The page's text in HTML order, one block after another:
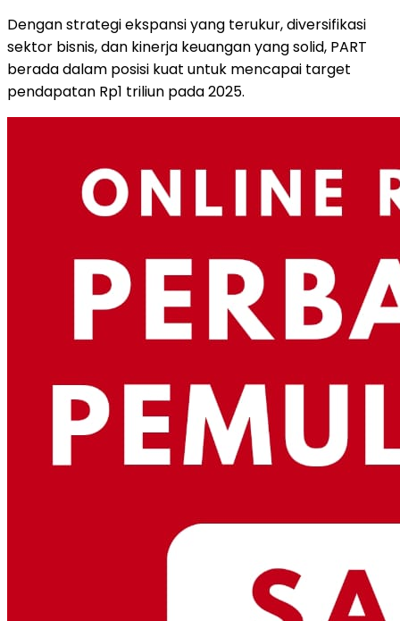
Dengan strategi ekspansi yang terukur, diversifikasi
sektor bisnis, dan kinerja keuangan yang solid, PART
berada dalam posisi kuat untuk mencapai target
pendapatan Rp1 triliun pada 2025.